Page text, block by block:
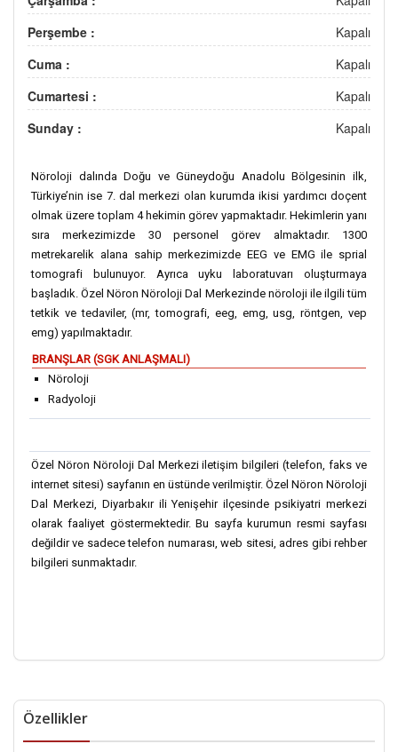
Perşembe :
Kapalı
Cuma :
Kapalı
Cumartesi :
Kapalı
Sunday :
Kapalı
Nöroloji dalında Doğu ve Güneydoğu Anadolu Bölgesinin ilk,
Türkiye’nin ise 7. dal merkezi olan kurumda ikisi yardımcı doçent
olmak üzere toplam 4 hekimin görev yapmaktadır. Hekimlerin yanı
sıra merkezimizde 30 personel görev almaktadır. 1300
metrekarelik alana sahip merkezimizde EEG ve EMG ile sprial
tomografi bulunuyor. Ayrıca uyku laboratuvarı oluşturmaya
başladık. Özel Nöron Nöroloji Dal Merkezinde nöroloji ile ilgili tüm
tetkik ve tedaviler, (mr, tomografi, eeg, emg, usg, röntgen, vep
emg) yapılmaktadır.
BRANŞLAR (SGK ANLAŞMALI)
Nöroloji
Radyoloji
Özel Nöron Nöroloji Dal Merkezi iletişim bilgileri (telefon, faks ve
internet sitesi) sayfanın en üstünde verilmiştir. Özel Nöron Nöroloji
Dal Merkezi, Diyarbakır ili Yenişehir ilçesinde psikiyatri merkezi
olarak faaliyet göstermektedir. Bu sayfa kurumun resmi sayfası
değildir ve sadece telefon numarası, web sitesi, adres gibi rehber
bilgileri sunmaktadır.
Özellikler